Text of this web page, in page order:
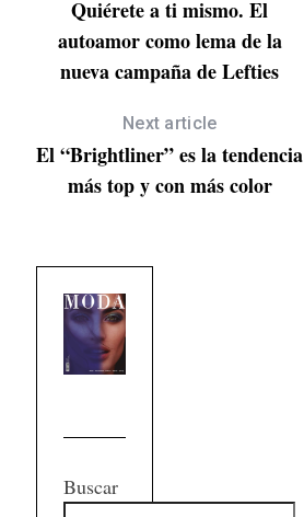
Quiérete a ti mismo. El
autoamor como lema de la
nueva campaña de Lefties
Next article
El “Brightliner” es la tendencia
más top y con más color
Buscar